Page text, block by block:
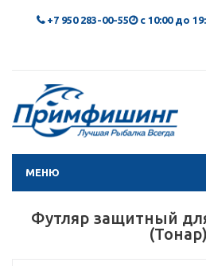
+7 950 283-00-55 с 10:00 до
МЕНЮ
Футляр защитный
(Тонар)